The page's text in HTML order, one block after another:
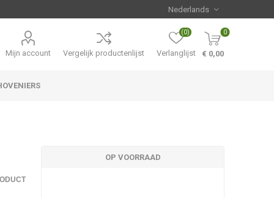
Mijn account Vergelijk productenlijst Verlanglijst
(0) 0
€ 0,00
OP VOORRAAD